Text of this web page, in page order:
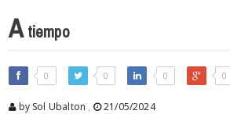
Atiempo
0 0 0 0
by Sol Ubalton , 21/05/2024